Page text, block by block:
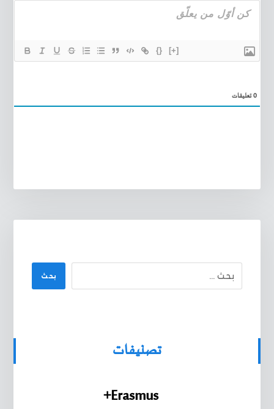
{} [+]
0تعليقات
بحث
تصنيفات
Erasmus+